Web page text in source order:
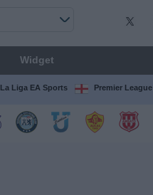
Widget
La Liga EA Sports Premier League